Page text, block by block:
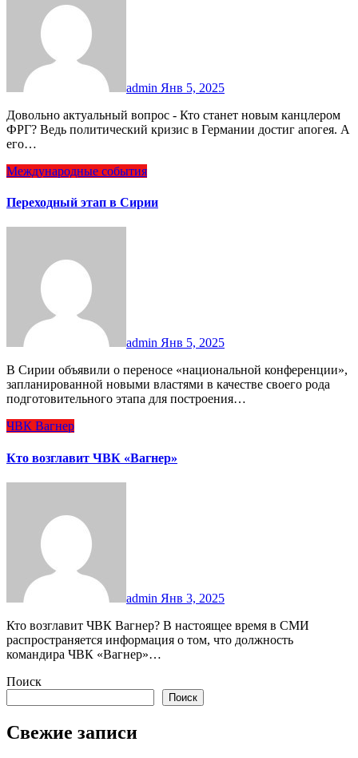
admin Янв 5, 2025
Довольно актуальный вопрос - Кто станет новым канцлером
ФРГ? Ведь политический кризис в Германии достиг апогея. А
его…
Международные события
Переходный этап в Сирии
admin Янв 5, 2025
В Сирии объявили о переносе «национальной конференции»,
запланированной новыми властями в качестве своего рода
подготовительного этапа для построения…
ЧВК Вагнер
Кто возглавит ЧВК «Вагнер»
admin Янв 3, 2025
Кто возглавит ЧВК Вагнер? В настоящее время в СМИ
распространяется информация о том, что должность
командира ЧВК «Вагнер»…
Поиск
Поиск
Свежие записи